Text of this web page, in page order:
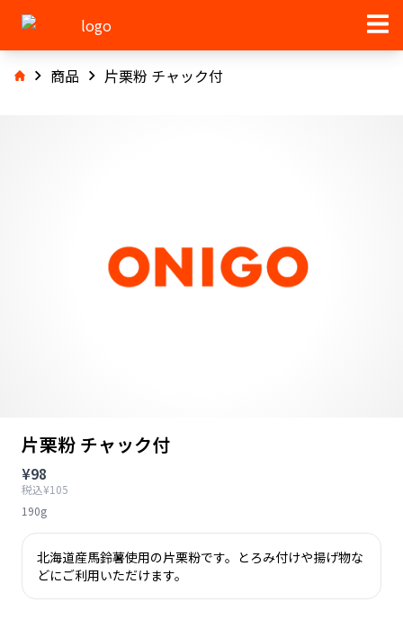
商品 片栗粉 チャック付
片栗粉 チャック付
¥98
税込¥105
190g
北海道産馬鈴薯使用の片栗粉です。とろみ付けや揚げ物な
どにご利用いただけます。